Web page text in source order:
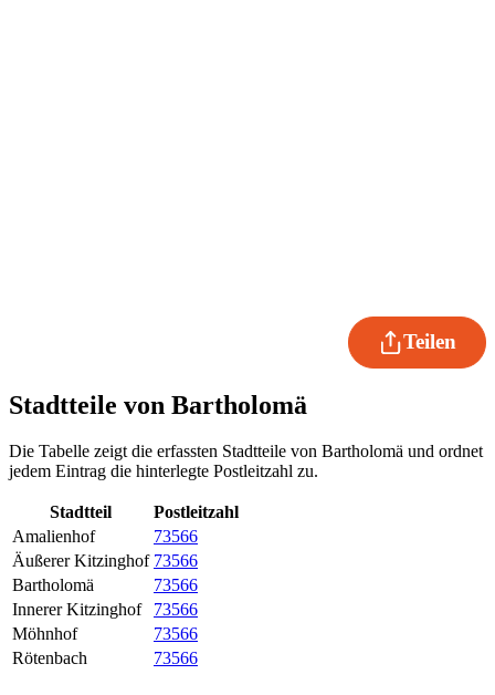
Teilen
Stadtteile von Bartholomä
Die Tabelle zeigt die erfassten Stadtteile von Bartholomä und ordnet
jedem Eintrag die hinterlegte Postleitzahl zu.
Stadtteil
Postleitzahl
Amalienhof
73566
Äußerer Kitzinghof 73566
Bartholomä
73566
Innerer Kitzinghof
73566
Möhnhof
73566
Rötenbach
73566